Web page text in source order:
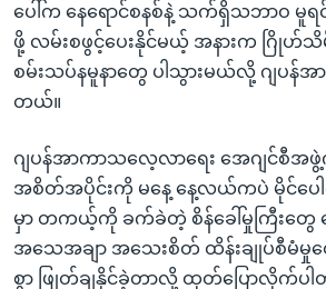
ပေါ်က နေရောင်စနစ်နဲ့ သက်ရှိသဘာဝ မူရ
ဖို့ လမ်းစဖွင့်ပေးနိုင်မယ့် အနားက ဂြိုဟ်
စမ်းသပ်နမူနာတွေ ပါသွားမယ်လို့ ဂျပန်
တယ်။
ဂျပန်အာကာသလေ့လာရေး အေဂျင်စီအ
အစိတ်အပိုင်းကို မနေ့ နေ့လယ်ကပဲ မိုင်ပေါ
မှာ တကယ့်ကို ခက်ခဲတဲ့ စိန်ခေါ်မှုကြီးတွေ က
အသေအချာ အသေးစိတ် ထိန်းချုပ်စီမံမှုတွ
စွာ ဖြုတ်ချနိုင်ခဲ့တာလို့ ထုတ်ပြောလိုက်ပ